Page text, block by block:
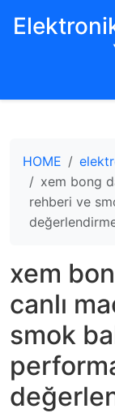
HOME
xem bong
rehberi ve
xem
canlı
smok